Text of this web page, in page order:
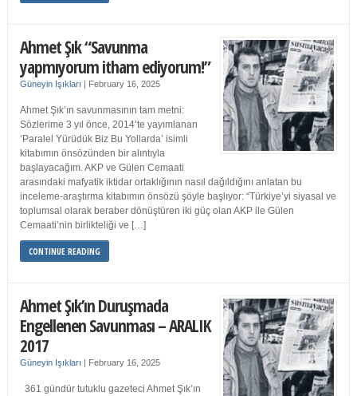
Ahmet Şık “Savunma
yapmıyorum itham ediyorum!”
Güneyin Işıkları | February 16, 2025
Ahmet Şık’ın savunmasının tam metni:
Sözlerime 3 yıl önce, 2014’te yayımlanan
‘Paralel Yürüdük Biz Bu Yollarda’ isimli
kitabımın önsözünden bir alıntıyla
başlayacağım. AKP ve Gülen Cemaati
arasındaki mafyatik iktidar ortaklığının nasıl dağıldığını anlatan bu
inceleme-araştırma kitabımın önsözü şöyle başlıyor: “Türkiye’yi siyasal ve
toplumsal olarak beraber dönüştüren iki güç olan AKP ile Gülen
Cemaati’nin birlikteliği ve […]
CONTINUE READING
Ahmet Şık’ın Duruşmada
Engellenen Savunması – ARALIK
2017
Güneyin Işıkları | February 16, 2025
361 gündür tutuklu gazeteci Ahmet Şık’ın